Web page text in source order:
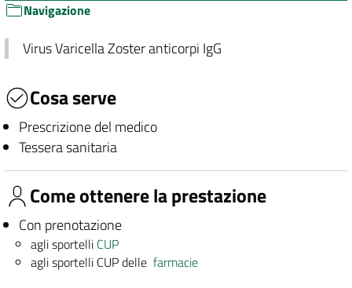
Navigazione
Virus Varicella Zoster anticorpi IgG
Cosa serve
Prescrizione del medico
Tessera sanitaria
Come ottenere la prestazione
Con prenotazione
agli sportelli CUP
agli sportelli CUP dellefarmacie